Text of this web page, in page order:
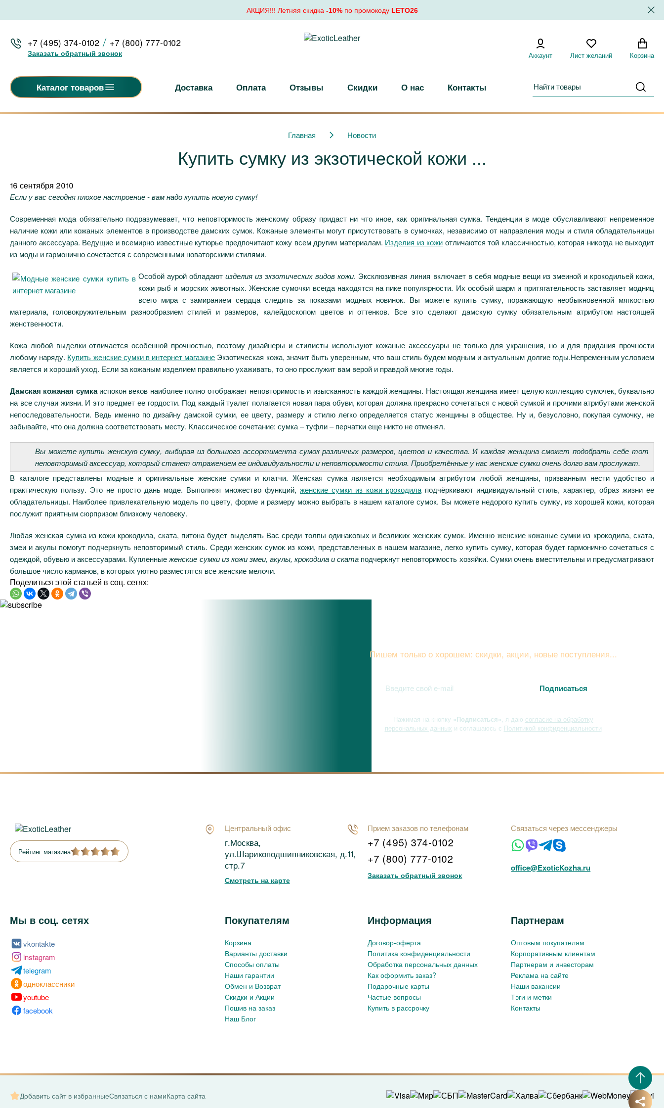
АКЦИЯ!!! Летняя скидка -10%по промокоду LETO26
+7 (495) 374-0102 +7 (800) 777-0102
Заказать обратный звонок Аккаунт Лист желаний Корзина
Каталог товаров Доставка Оплата Отзывы Скидки О нас Контакты
Главная Новости
Купить сумку из экзотической кожи ...
16 сентября 2010
Если у вас сегодня плохое настроение - вам надо купить новую сумку!
Современная мода обязательно подразумевает, что неповторимость женскому образу придаст ни что иное, как оригинальная сумка. Тенденции в моде обуславливают непременное
наличие кожи или кожаных элементов в производстве дамских сумок. Кожаные элементы могут присутствовать в сумочках, независимо от направления моды и стиля обладательницы
данного аксессуара. Ведущие и всемирно известные кутюрье предпочитают кожу всем другим материалам. Изделия из кожи отличаются той классичностью, которая никогда не выходит
из моды и гармонично сочетается с современными новаторскими стилями.
Особой аурой обладаютизделия из экзотических видов кожи. Эксклюзивная линия включает в себя модные вещи из змеиной и крокодильей кожи,
кожи рыб и морских животных. Женские сумочки всегда находятся на пике популярности. Их особый шарм и притягательность заставляет модниц
всего мира с замиранием сердца следить за показами модных новинок. Вы можете купить сумку, поражающую необыкновенной мягкостью
материала, головокружительным разнообразием стилей и размеров, калейдоскопом цветов и оттенков. Все это сделают дамскую сумку обязательным атрибутом настоящей
женственности.
Кожа любой выделки отличается особенной прочностью, поэтому дизайнеры и стилисты используют кожаные аксессуары не только для украшения, но и для придания прочности
любому наряду. Купить женские сумки в интернет магазине Экзотическая кожа, значит быть уверенным, что ваш стиль будем модным и актуальным долгие годы.Непременным условием
является и хороший уход. Если за кожаным изделием правильно ухаживать, то оно прослужит вам верой и правдой многие годы.
Дамская кожаная сумкаиспокон веков наиболее полно отображает неповторимость и изысканность каждой женщины. Настоящая женщина имеет целую коллекцию сумочек, буквально
на все случаи жизни. И это предмет ее гордости. Под каждый туалет полагается новая пара обуви, которая должна прекрасно сочетаться с новой сумкой и прочими атрибутами женской
непоследовательности. Ведь именно по дизайну дамской сумки, ее цвету, размеру и стилю легко определяется статус женщины в обществе. Ну и, безусловно, покупая сумочку, не
забывайте, что она должна соответствовать месту. Классическое сочетание: сумка – туфли – перчатки еще никто не отменял.
Вы можете купить женскую сумку, выбирая из большого ассортимента сумок различных размеров, цветов и качества. И каждая женщина сможет подобрать себе тот
неповторимый аксессуар, который станет отражением ее индивидуальности и неповторимости стиля. Приобретённые у нас женские сумки очень долго вам прослужат.
В каталоге представлены модные и оригинальные женские сумки и клатчи. Женская сумка является необходимым атрибутом любой женщины, призванным нести удобство и
практическую пользу. Это не просто дань моде. Выполняя множество функций,женские сумки из кожи крокодилаподчёркивают индивидуальный стиль, характер, образ жизни ее
обладательницы. Наиболее привлекательную модель по цвету, форме и размеру можно выбрать в нашем каталоге сумок. Вы можете недорого купить сумку, из хорошей кожи, которая
послужит приятным сюрпризом близкому человеку.
Любая женская сумка из кожи крокодила, ската, питона будет выделять Вас среди толпы одинаковых и безликих женских сумок. Именно женские кожаные сумки из крокодила, ската,
змеи и акулы помогут подчеркнуть неповторимый стиль. Среди женских сумок из кожи, представленных в нашем магазине, легко купить сумку, которая будет гармонично сочетаться с
одеждой, обувью и аксессуарами. Купленныеженские сумки из кожи змеи, акулы, крокодила и ската подчеркнут неповторимость хозяйки. Сумки очень вместительны и предусматривают
большое число карманов, в которых уютно разместятся все женские мелочи.
Поделиться этой статьей в соц. сетях:
Пишем только о хорошем: скидки, акции, новые поступления...
Нажимая на кнопку «Подписаться», я даю согласие на обработку
персональных данных и соглашаюсь с Политикой конфиденциальности
Рейтинг магазина
Центральный офис
г.Москва,
ул.Шарикоподшипниковская, д.11,
стр.7
Смотреть на карте
Прием заказов по телефонам
+7 (495) 374-0102
+7 (800) 777-0102
Заказать обратный звонок
Связаться через мессенджеры
office@ExoticKozha.ru
Мы в соц. сетях
vkontakte
instagram
telegram
одноклассники
youtube
facebook
Покупателям
Корзина
Варианты доставки
Способы оплаты
Наши гарантии
Обмен и Возврат
Скидки и Акции
Пошив на заказ
Наш Блог
Информация
Договор-оферта
Политика конфиденциальности
Обработка персональных данных
Как оформить заказ?
Подарочные карты
Частые вопросы
Купить в рассрочку
Партнерам
Оптовым покупателям
Корпоративным клиентам
Партнерам и инвесторам
Реклама на сайте
Наши вакансии
Тэги и метки
Контакты
Добавить сайт в избранныеСвязаться с намиКарта сайта